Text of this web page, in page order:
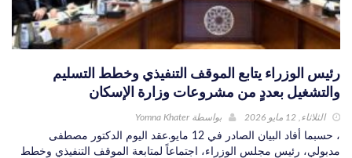
رئيس الوزراء يتابع الموقف التنفيذي وخطط التسليم
والتشغيل بعددٍ من مشروعات وزارة الإسكان
الثلاثاء, 12 مايو 2026 بواسطة Yomna Khater
، حسبما أفاد البيان الصادر في 12 مايو.عقد اليوم الدكتور مصطفى
مدبولي، رئيس مجلس الوزراء، اجتماعاً لمتابعة الموقف التنفيذي وخطط